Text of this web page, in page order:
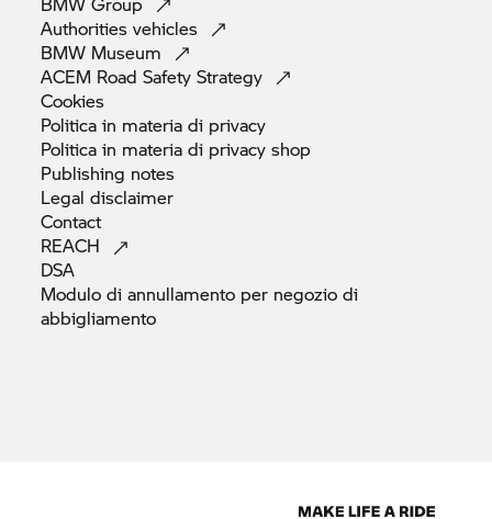
Authoritiesvehicles
BMW Museum
ACEM Road SafetyStrategy
Cookies
Politica in materia di privacy
Politica in materia di privacyshop
Publishing notes
Legaldisclaimer
Contact
REACH
DSA
Modulo di annullamento per negozio di
abbigliamento